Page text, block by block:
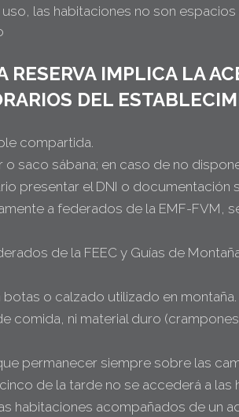
las habitaciones no son
IMPLICA LA
DEL
compartida.
saco sábana; en caso de no
presentar el DNI o documentación
a federados de la EMF-FVM,
de la FEEC y Guías de
o calzado utilizado en montaña.
comida, ni material duro
permanecer siempre sobre las
de la tarde no se accederá a
habitaciones acompañados de un